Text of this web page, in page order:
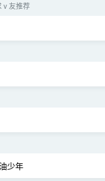
v 友推荐
少年